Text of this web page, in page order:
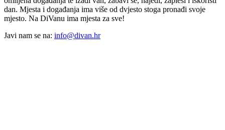
dan. Mjesta i događanja ima više od dvjesto stoga pronađi svoje
mjesto. Na DiVanu ima mjesta za sve!
Javi nam se na: info@divan.hr